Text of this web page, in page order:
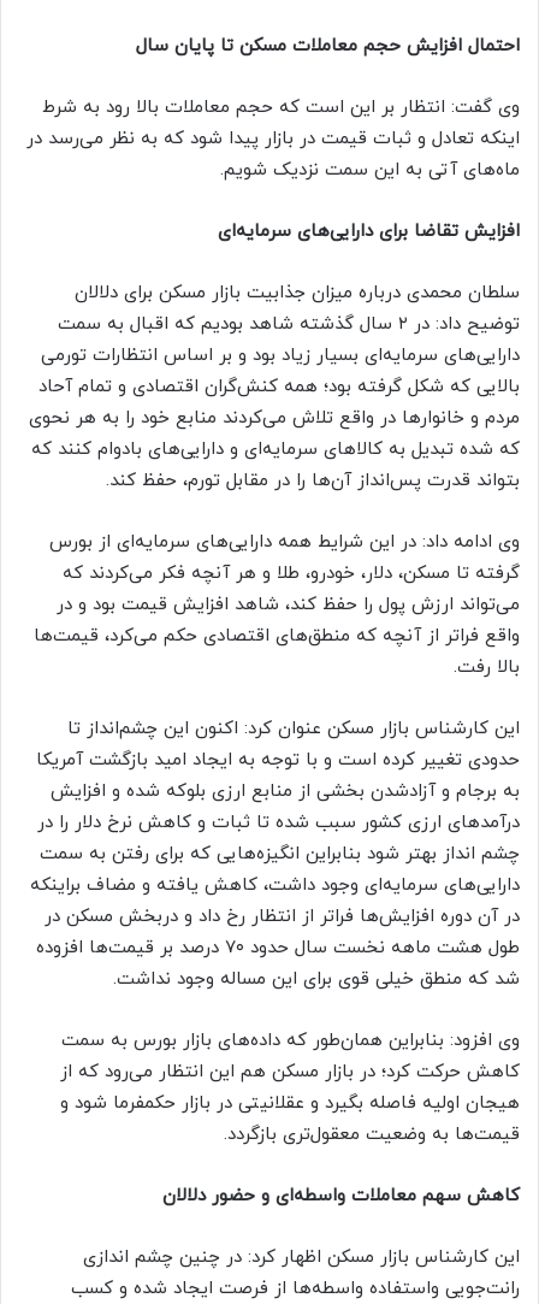
احتمال افزایش حجم معاملات مسکن تا پایان سال
وی گفت: انتظار بر این است که حجم معاملات بالا رود به شرط
اینکه تعادل و ثبات قیمت در بازار پیدا شود که به نظر می‌رسد در
ماه‌های آتی به این سمت نزدیک شویم.
افزایش تقاضا برای دارایی‌های سرمایه‌ای
سلطان محمدی درباره میزان جذابیت بازار مسکن برای دلالان
توضیح داد: در ۲ سال گذشته شاهد بودیم که اقبال به سمت
دارایی‌های سرمایه‌ای بسیار زیاد بود و بر اساس انتظارات تورمی
بالایی که شکل گرفته بود؛ همه کنش‌گران اقتصادی و تمام آحاد
مردم و خانوار‌ها در واقع تلاش می‌کردند منابع خود را به هر نحوی
که شده تبدیل به کالا‌های سرمایه‌ای و دارایی‌های بادوام کنند که
بتواند قدرت پس‌انداز آن‌ها را در مقابل تورم، حفظ کند.
وی ادامه داد: در این شرایط همه دارایی‌های سرمایه‌ای از بورس
گرفته تا مسکن، دلار، خودرو، طلا و هر آنچه فکر می‌کردند که
می‌تواند ارزش پول را حفظ کند، شاهد افزایش قیمت بود و در
واقع فراتر از آنچه که منطق‌های اقتصادی حکم می‌کرد، قیمت‌ها
بالا رفت.
این کارشناس بازار مسکن عنوان کرد: اکنون این چشم‌انداز تا
حدودی تغییر کرده است و با توجه به ایجاد امید بازگشت آمریکا
به برجام و آزادشدن بخشی از منابع ارزی بلوکه شده و افزایش
درآمد‌های ارزی کشور سبب شده تا ثبات و کاهش نرخ دلار را در
چشم انداز بهتر شود بنابراین انگیزه‌هایی که برای رفتن به سمت
دارایی‌های سرمایه‌ای وجود داشت، کاهش یافته و مضاف براینکه
در آن دوره افزایش‌ها فراتر از انتظار رخ داد و دربخش مسکن در
طول هشت ماهه نخست سال حدود ۷۰ درصد بر قیمت‌ها افزوده
شد که منطق خیلی قوی برای این مساله وجود نداشت.
وی افزود: بنابراین همان‌طور که داده‌های بازار بورس به سمت
کاهش حرکت کرد؛ در بازار مسکن هم این انتظار می‌رود که از
هیجان اولیه فاصله بگیرد و عقلانیتی در بازار حکمفرما شود و
قیمت‌ها به وضعیت معقول‌تری بازگردد.
کاهش سهم معاملات واسطه‌ای و حضور دلالان
این کارشناس بازار مسکن اظهار کرد: در چنین چشم اندازی
رانت‌جویی واستفاده واسطه‌ها از فرصت ایجاد شده و کسب